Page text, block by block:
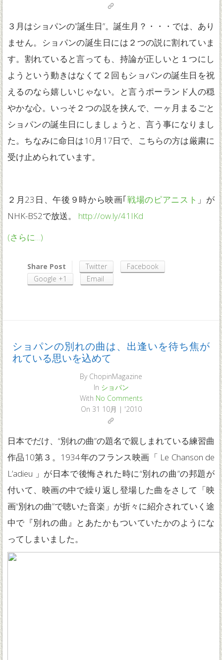
３月はショパンの”誕生日”。誕生月？・・・では、あり
ません。ショパンの誕生日には２つの説に割れていま
す。割れていると言っても、持論が正しいと１つにし
ようという動きはなくて２回もショパンの誕生日を祝
えるのなら嬉しいじゃない。と言うポーランド人の穏
やかな心。いっそ２つの説を挟んで、一ヶ月まるごと
ショパンの誕生日にしましょうと、言う事になりまし
た。ちなみに命日は10月17日で、こちらの方は厳粛に
受け止められています。
２月23日、午後９時から映画｢戦場のピアニスト 」が
NHK-BS2で放送。 http://ow.ly/41IKd
(さらに…)
Share Post Twitter
Facebook
Google +1
Email
ショパンの別れの曲は、出逢いを待ち焦が
れている思いを込めて
ByChopinMagazine
In ショパン
With No Comments
On 31 10月 | '2010
日本でだけ、“別れの曲”の題名で親しまれている練習曲
作品10第３。1934年のフランス映画「 Le Chanson de
L’adieu 」が日本で後悔された時に“別れの曲”の邦題が
付いて、映画の中で繰り返し登場した曲をさして「映
画“別れの曲”で聴いた音楽」が折々に紹介されていく途
中で『別れの曲』とあたかもついていたかのようにな
ってしまいました。